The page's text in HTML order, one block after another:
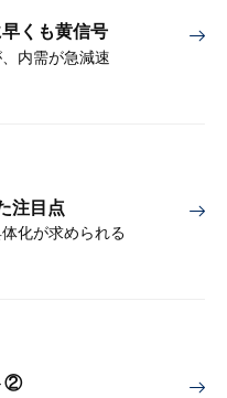
くも黄信号
内需が急減速
注目点
化が求められる
②